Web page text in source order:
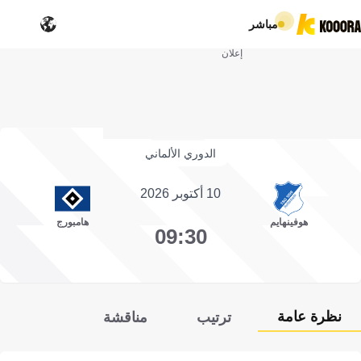
مباشر
إعلان
الدوري الألماني
هوفينهايم
10 أكتوبر 2026
09:30
هامبورج
نظرة عامة ترتيب مناقشة